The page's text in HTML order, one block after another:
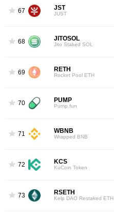
67 JST
JUST
68 JITOSOL
Jito Staked SOL
69 RETH
Rocket Pool ETH
70 PUMP
Pump.fun
71 WBNB
Wrapped BNB
72 KCS
KuCoin Token
73 RSETH
Kelp DAO Restaked ETH